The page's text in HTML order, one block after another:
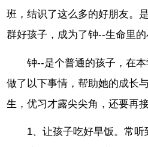
班，结识了这么多的好朋友。
群好孩子，成为了钟--生命里的
钟--是个普通的孩子，在
做了以下事情，帮助她的成长
生，优习才露尖尖角，还要再
1、让孩子吃好早饭。常